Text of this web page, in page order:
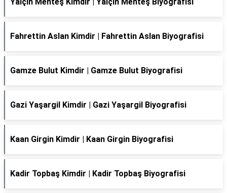
Fahrettin Aslan Kimdir | Fahrettin Aslan Biyografisi
Gamze Bulut Kimdir | Gamze Bulut Biyografisi
Gazi Yaşargil Kimdir | Gazi Yaşargil Biyografisi
Kaan Girgin Kimdir | Kaan Girgin Biyografisi
Kadir Topbaş Kimdir | Kadir Topbaş Biyografisi